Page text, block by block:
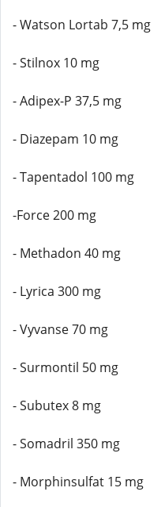
- Watson Lortab 7,5 mg
- Stilnox 10 mg
- Adipex-P 37,5 mg
- Diazepam 10 mg
- Tapentadol 100 mg
-Force 200 mg
- Methadon 40 mg
- Lyrica 300 mg
- Vyvanse 70 mg
- Surmontil 50 mg
- Subutex 8 mg
- Somadril 350 mg
- Morphinsulfat 15 mg